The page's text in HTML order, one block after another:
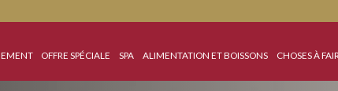
OFFRE SPÉCIALE SPA ALIMENTATION ET BOISSONS